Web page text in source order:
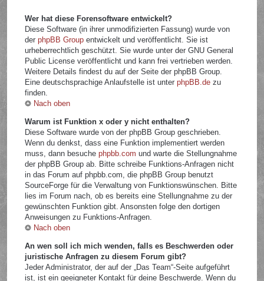
Wer hat diese Forensoftware entwickelt?
Diese Software (in ihrer unmodifizierten Fassung) wurde von
derphpBB Group entwickelt und veröffentlicht. Sie ist
urheberrechtlich geschützt. Sie wurde unter der GNU General
Public License veröffentlicht und kann frei vertrieben werden.
Weitere Details findest du auf der Seite der phpBB Group.
Eine deutschsprachige Anlaufstelle ist unterphpBB.de zu
finden.
Nach oben
Warum ist Funktion x oder y nicht enthalten?
Diese Software wurde von der phpBB Group geschrieben.
Wenn du denkst, dass eine Funktion implementiert werden
muss, dann besuchephpbb.com und warte die Stellungnahme
der phpBB Group ab. Bitte schreibe Funktions-Anfragen nicht
in das Forum auf phpbb.com, die phpBB Group benutzt
SourceForge für die Verwaltung von Funktionswünschen. Bitte
lies im Forum nach, ob es bereits eine Stellungnahme zu der
gewünschten Funktion gibt. Ansonsten folge den dortigen
Anweisungen zu Funktions-Anfragen.
Nach oben
An wen soll ich mich wenden, falls es Beschwerden oder
juristische Anfragen zu diesem Forum gibt?
Jeder Administrator, der auf der „Das Team“-Seite aufgeführt
ist, ist ein geeigneter Kontakt für deine Beschwerde. Wenn du